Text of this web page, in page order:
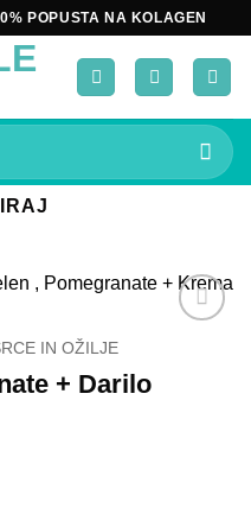
POPUSTA NA KOLAGEN
IN OŽILJE
+ Darilo